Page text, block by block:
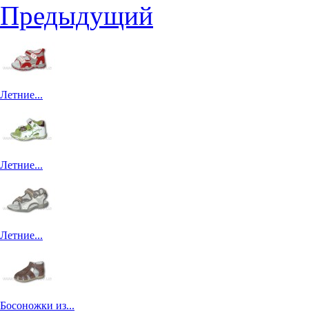
Предыдущий
Летние...
Летние...
Летние...
Босоножки из...